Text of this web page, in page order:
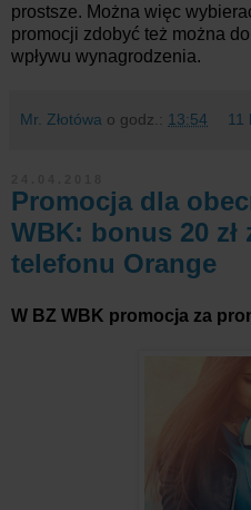
prostsze. Można więc
promocji zdobyć też można
wpływu wynagrodzenia.
Mr. Złotówa o godz.: 13:54 11
Promocja dla
WBK: bonus 20 zł
telefonu Orange
W BZ WBK promocja za